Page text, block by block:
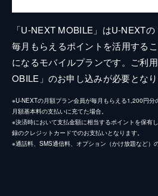
「U-NEXT MOBILE」はU-NEXT
毎月もらえるポイントを活用する
になるモバイルプランです。ご利
OBILE」のお申し込みが必要となり
※U-NEXTの月額プラン会員が毎月もらえる1,200円
月額基本料の支払いに充てた場合。
※決済時において支払金額に相当するポイントを保有
録のクレジットカードでのお支払いとなります。
※通話料、SMS通信料、オプション（かけ放題など）